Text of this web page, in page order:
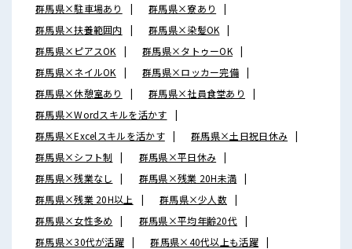
群馬県×駐車場あり
群馬県×寮あり
群馬県×扶養範囲内
群馬県×染髪OK
群馬県×ピアスOK
群馬県×タトゥーOK
群馬県×ネイルOK
群馬県×ロッカー完備
群馬県×休憩室あり
群馬県×社員食堂あり
群馬県×Wordスキルを活かす
群馬県×Excelスキルを活かす
群馬県×土日祝日休み
群馬県×シフト制
群馬県×平日休み
群馬県×残業なし
群馬県×残業 20H未満
群馬県×残業 20H以上
群馬県×少人数
群馬県×女性多め
群馬県×平均年齢20代
群馬県×30代が活躍
群馬県×40代以上も活躍